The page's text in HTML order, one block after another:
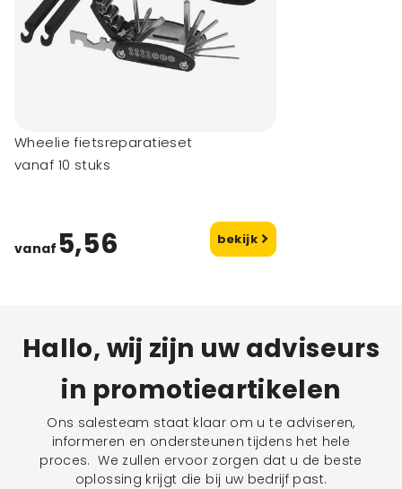
Wheelie fietsreparatieset
vanaf 10 stuks
vanaf 5,56 bekijk
Hallo, wij zijn uw adviseurs
in promotieartikelen
Ons salesteam staat klaar om u te adviseren,
informeren en ondersteunen tijdens het hele
proces. We zullen ervoor zorgen dat u de beste
oplossing krijgt die bij uw bedrijf past.